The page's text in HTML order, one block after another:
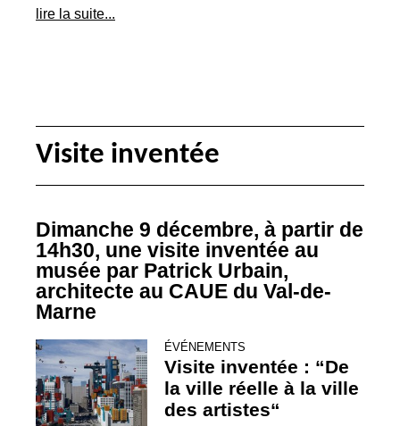
lire la suite...
Visite inventée
Dimanche 9 décembre, à partir de
14h30, une visite inventée au
musée par Patrick Urbain,
architecte au CAUE du Val-de-
Marne
ÉVÉNEMENTS
Visite inventée : “De
la ville réelle à la ville
des artistes“